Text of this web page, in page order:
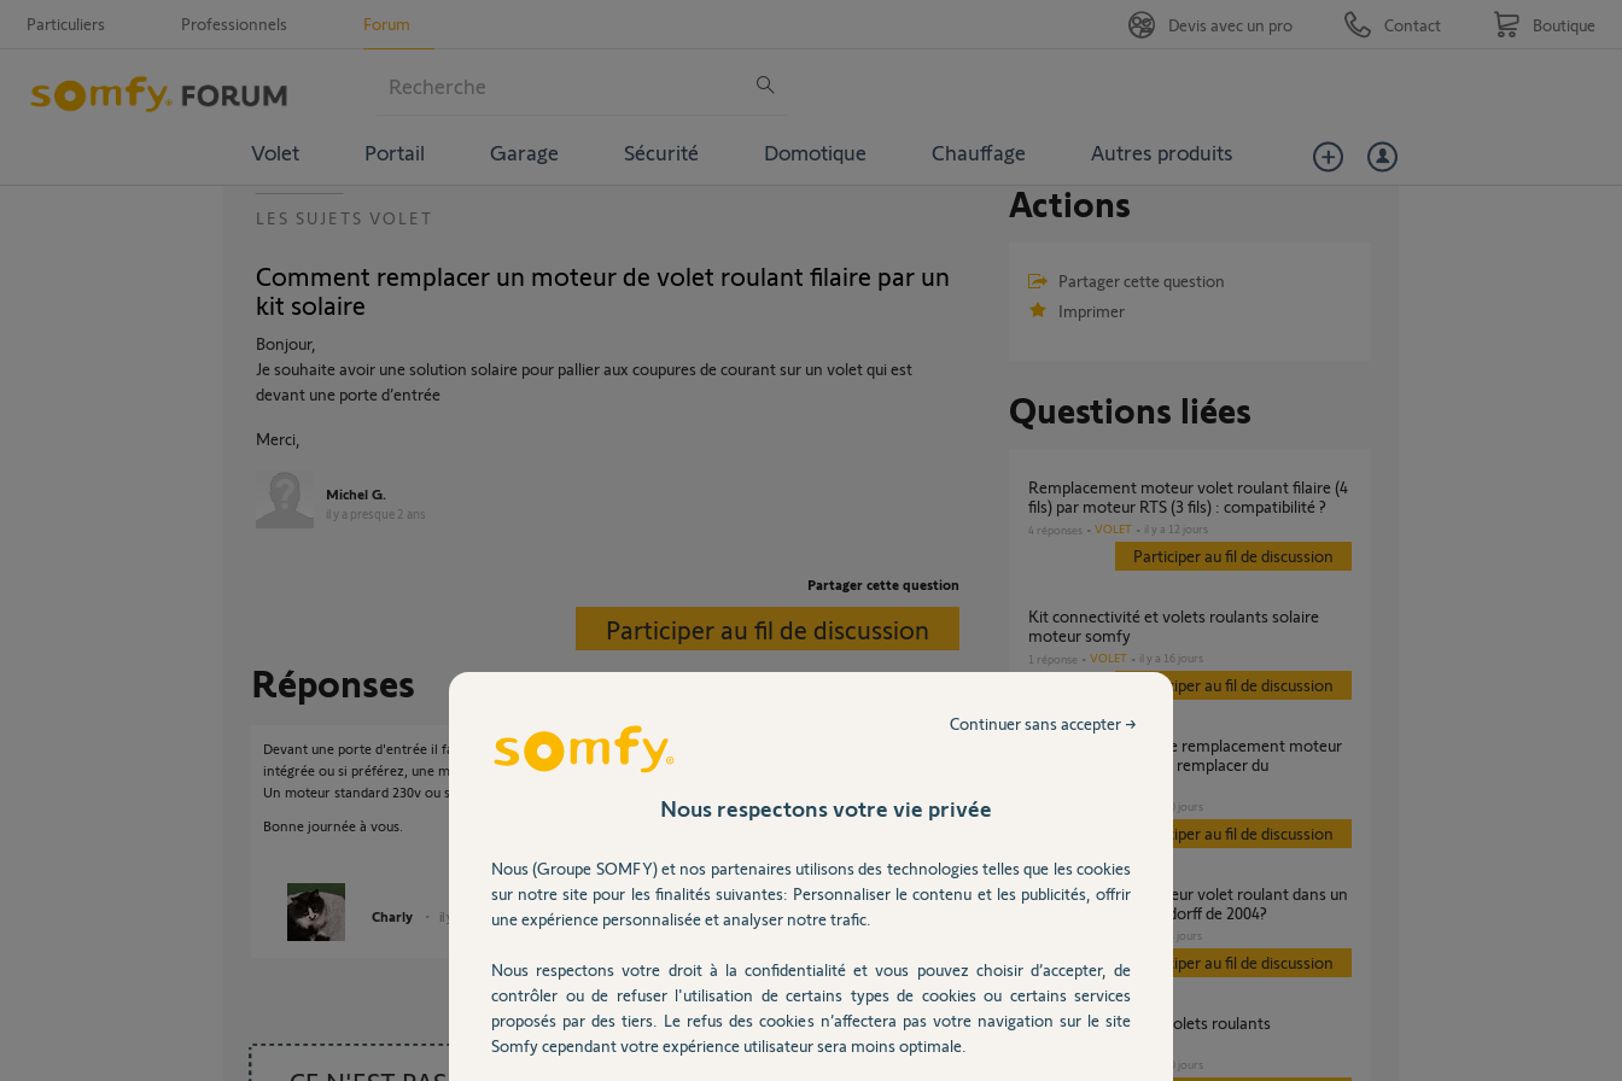
Particuliers Professionnels Forum
Volet Portail Garage Sécurité Domotique Chauffage Autres produits
Devis avec un pro Contact Boutique
LES SUJETS VOLET
Comment remplacer un moteur de volet roulant filaire par un
kit solaire
Bonjour,
Je souhaite avoir une solution solaire pour pallier aux coupures de courant sur un volet qui est
devant une porte d’entrée
Merci,
Michel G.
il y a presque 2 ans
Partager cette question
Participer au fil de discussion
Réponses
Devant une porte d'entrée il faut obligatoirement un moteur CSI (commande de secours
intégrée ou si préférez, une manivelle).
Un moteur standard 230v ou solaire est très sujet à caution si cette entrée est la seule.
Bonne journée à vous.
Charly il y a presque 2 ans
Actions
Partager cette question
Imprimer
Questions liées
Remplacement moteur volet roulant filaire (4
fils) par moteur RTS (3 fils) : compatibilité ?
4 réponses VOLET il y a 12 jours
Participer au fil de discussion
Kit connectivité et volets roulants solaire
moteur somfy
1 réponse VOLET il y a 16 jours
Participer au fil de discussion
volet roulant io pour remplacer du
il y a 10 jours
Participer au fil de discussion
Remplacement moteur volet roulant dans un
ancien coffre Bubendorff de 2004?
il y a 4 jours
Participer au fil de discussion
Kit Remplacement volets roulants
il y a 10 jours
Nous respectons votre vie privée
Nous (Groupe SOMFY) et nos partenaires utilisons des technologies telles que les cookies
sur notre site pour les finalités suivantes: Personnaliser le contenu et les publicités, offrir
une expérience personnalisée et analyser notre trafic.
Nous respectons votre droit à la confidentialité et vous pouvez choisir d’accepter, de
contrôler ou de refuser l'utilisation de certains types de cookies ou certains services
proposés par des tiers. Le refus des cookies n’affectera pas votre navigation sur le site
Somfy cependant votre expérience utilisateur sera moins optimale.
Continuer sans accepter →